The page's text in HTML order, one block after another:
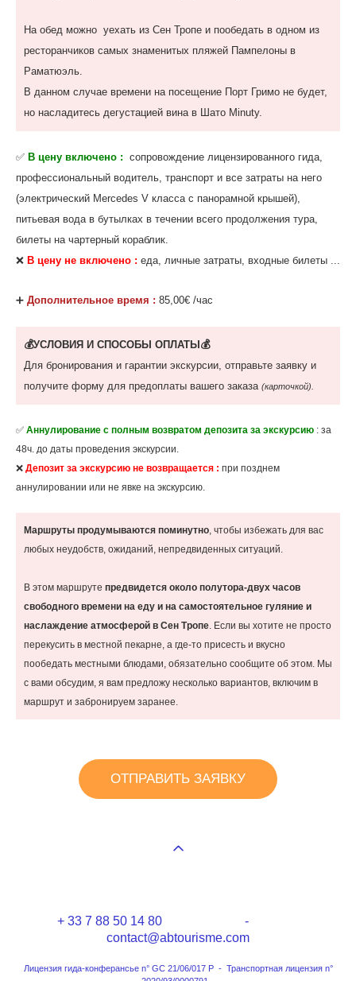
На обед можно уехать из Сен Тропе и пообедать в одном из
ресторанчиков самых знаменитых пляжей Пампелоны в
Раматюэль.
В данном случае времени на посещение Порт Гримо не будет,
но насладитесь дегустацией вина в Шато Minuty.
✅ В цену включено : сопровождение лицензированного гида,
профессиональный водитель, транспорт и все затраты на него
(электрический Mercedes V класса с панорамной крышей),
питьевая вода в бутылках в течении всего продолжения тура,
билеты на чартерный кораблик.
❌ В цену не включено : еда, личные затраты, входные билеты ...
‌➕ Дополнительное время : 85,00€ /час
💰УСЛОВИЯ И СПОСОБЫ ОПЛАТЫ💰
Для бронирования и гарантии экскурсии, отправьте заявку и
получите форму для предоплаты вашего заказа (карточкой).
✅ Аннулирование с полным возвратом депозита за экскурсию : за
48ч. до даты проведения экскурсии.
❌ Депозит за экскурсию не возвращается : при позднем
аннулировании или не явке на экскурсию.
Маршруты продумываются поминутно, чтобы избежать для вас
любых неудобств, ожиданий, непредвиденных ситуаций.
В этом маршруте предвидется около полутора-двух часов
свободного времени на еду и на самостоятельное гуляние и
наслаждение атмосферой в Сен Тропе. Если вы хотите не просто
перекусить в местной пекарне, а где-то присесть и вкусно
пообедать местными блюдами, обязательно сообщите об этом. Мы
с вами обсудим, я вам предложу несколько вариантов, включим в
маршрут и забронируем заранее.
ОТПРАВИТЬ ЗАЯВКУ
+ 33 7 88 50 14 80 -
contact@abtourisme.com
Лицензия гида-конферансье n° GC 21/06/017 P - Транспортная лицензия n°